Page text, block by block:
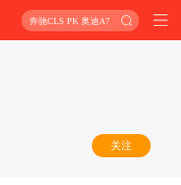
奔驰CLS PK 奥迪A7
关注